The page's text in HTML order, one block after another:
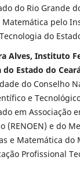
do Rio Grande
Matemática pelo
do
Alves, Instituto
Estado do
do Conselho
e
em Associação
(RENOEN) e do
e Matemática do
Profissional